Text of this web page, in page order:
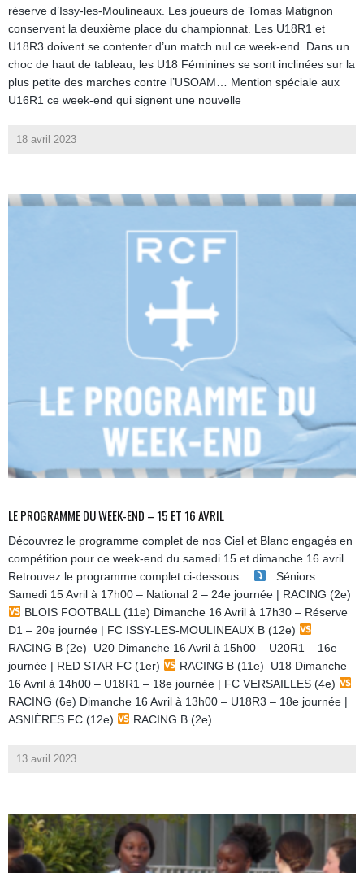
réserve d’Issy-les-Moulineaux. Les joueurs de Tomas Matignon
conservent la deuxième place du championnat. Les U18R1 et
U18R3 doivent se contenter d’un match nul ce week-end. Dans un
choc de haut de tableau, les U18 Féminines se sont inclinées sur la
plus petite des marches contre l’USOAM… Mention spéciale aux
U16R1 ce week-end qui signent une nouvelle
18 avril 2023
LE PROGRAMME DU WEEK-END – 15 ET 16 AVRIL
Découvrez le programme complet de nos Ciel et Blanc engagés en
compétition pour ce week-end du samedi 15 et dimanche 16 avril…
Retrouvez le programme complet ci-dessous…
Séniors
Samedi 15 Avril à 17h00 – National 2 – 24e journée | RACING (2e)
BLOIS FOOTBALL (11e) Dimanche 16 Avril à 17h30 – Réserve
D1 – 20e journée | FC ISSY-LES-MOULINEAUX B (12e)
RACING B (2e) U20 Dimanche 16 Avril à 15h00 – U20R1 – 16e
journée | RED STAR FC (1er)
RACING B (11e) U18 Dimanche
16 Avril à 14h00 – U18R1 – 18e journée | FC VERSAILLES (4e)
RACING (6e) Dimanche 16 Avril à 13h00 – U18R3 – 18e journée |
ASNIÈRES FC (12e)
RACING B (2e)
13 avril 2023